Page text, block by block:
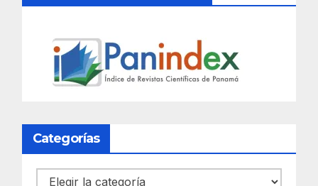
Categorías
Categorías